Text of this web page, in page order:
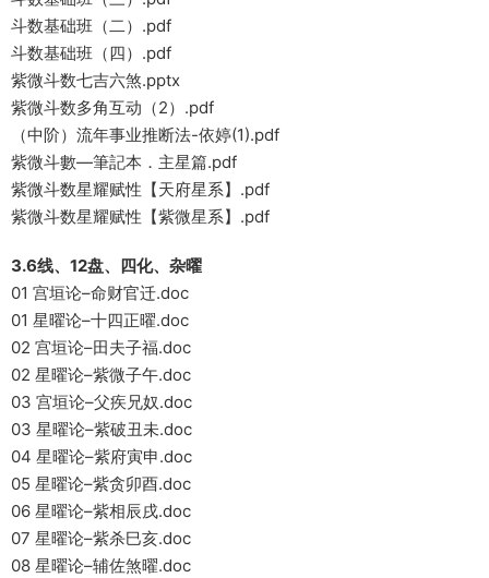
斗数基础班（二）.pdf
斗数基础班（四）.pdf
紫微斗数七吉六煞.pptx
紫微斗数多角互动（2）.pdf
（中阶）流年事业推断法-依婷(1).pdf
紫微斗數—筆記本．主星篇.pdf
紫微斗数星耀赋性【天府星系】.pdf
紫微斗数星耀赋性【紫微星系】.pdf
3.6线、12盘、四化、杂曜
01 宫垣论–命财官迁.doc
01 星曜论–十四正曜.doc
02 宫垣论–田夫子福.doc
02 星曜论–紫微子午.doc
03 宫垣论–父疾兄奴.doc
03 星曜论–紫破丑未.doc
04 星曜论–紫府寅申.doc
05 星曜论–紫贪卯酉.doc
06 星曜论–紫相辰戌.doc
07 星曜论–紫杀巳亥.doc
08 星曜论–辅佐煞曜.doc